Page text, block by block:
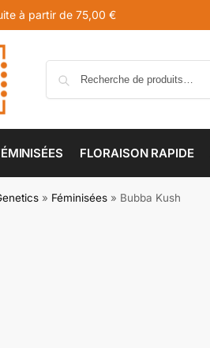
à partir de 75,00 €
FLORAISON RAPIDE
» Féminisées » Bubba Kush